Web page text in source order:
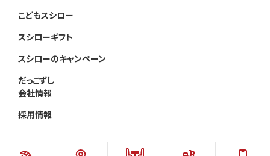
こどもスシロー
スシローギフト
スシローのキャンペーン
だっこずし
会社情報
採用情報